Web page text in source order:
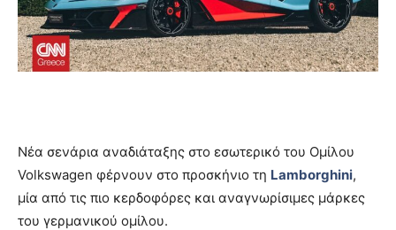
Νέα σενάρια αναδιάταξης στο εσωτερικό του Ομίλου
Volkswagen φέρνουν στο προσκήνιο τη Lamborghini,
μία από τις πιο κερδοφόρες και αναγνωρίσιμες μάρκες
του γερμανικού ομίλου.